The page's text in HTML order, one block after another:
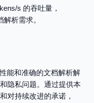
s 的吞吐量，
析需求。
能和准确的文档解析解
隐私问题。通过提供本
对持续改进的承诺，